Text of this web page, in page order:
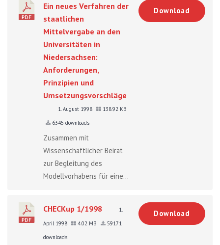
Ein neues Verfahren der
staatlichen
Mittelvergabe an den
Universitäten in
Niedersachsen:
Anforderungen,
Prinzipien und
Umsetzungsvorschläge
1. August 1998
138.92 KB
6345 downloads
Zusammen mit
Wissenschaftlicher Beirat
zur Begleitung des
Modellvorhabens für eine...
Download
CHECKup 1/1998
1.
April 1998
4.02 MB
59171
downloads
Download